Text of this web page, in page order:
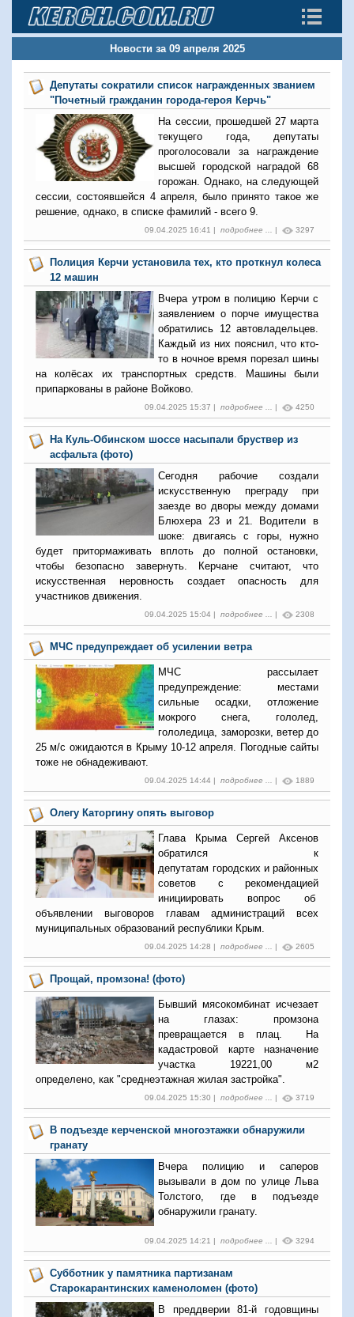
Новости за 09 апреля 2025
Депутаты сократили список награжденных званием
"Почетный гражданин города-героя Керчь"
На сессии, прошедшей 27 марта
текущего года, депутаты
проголосовали за награждение
высшей городской наградой 68
горожан. Однако, на следующей
сессии, состоявшейся 4 апреля, было принято такое же
решение, однако, в списке фамилий - всего 9.
09.04.2025 16:41 | подробнее ... | 3297
Полиция Керчи установила тех, кто проткнул колеса
12 машин
Вчера утром в полицию Керчи с
заявлением о порче имущества
обратились 12 автовладельцев.
Каждый из них пояснил, что кто-
то в ночное время порезал шины
на колёсах их транспортных средств. Машины были
припаркованы в районе Войково.
09.04.2025 15:37 | подробнее ... | 4250
На Куль-Обинском шоссе насыпали бруствер из
асфальта (фото)
Сегодня рабочие создали
искусственную преграду при
заезде во дворы между домами
Блюхера 23 и 21. Водители в
шоке: двигаясь с горы, нужно
будет притормаживать вплоть до полной остановки,
чтобы безопасно завернуть. Керчане считают, что
искусственная неровность создает опасность для
участников движения.
09.04.2025 15:04 | подробнее ... | 2308
МЧС предупреждает об усилении ветра
МЧС рассылает
предупреждение: местами
сильные осадки, отложение
мокрого снега, гололед,
гололедица, заморозки, ветер до
25 м/с ожидаются в Крыму 10-12 апреля. Погодные сайты
тоже не обнадеживают.
09.04.2025 14:44 | подробнее ... | 1889
Олегу Каторгину опять выговор
Глава Крыма Сергей Аксенов
обратился к
депутатам городских и районных
советов с рекомендацией
инициировать вопрос об
объявлении выговоров главам администраций всех
муниципальных образований республики Крым.
09.04.2025 14:28 | подробнее ... | 2605
Прощай, промзона! (фото)
Бывший мясокомбинат исчезает
на глазах: промзона
превращается в плац. На
кадастровой карте назначение
участка 19221,00 м2
определено, как "среднеэтажная жилая застройка".
09.04.2025 15:30 | подробнее ... | 3719
В подъезде керченской многоэтажки обнаружили
гранату
Вчера полицию и саперов
вызывали в дом по улице Льва
Толстого, где в подъезде
обнаружили гранату.
09.04.2025 14:21 | подробнее ... | 3294
Субботник у памятника партизанам
Старокарантинских каменоломен (фото)
В преддверии 81-й годовщины